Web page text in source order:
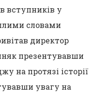
вступників у
словами
директор
презентувавши
на протязі історії
увагу на